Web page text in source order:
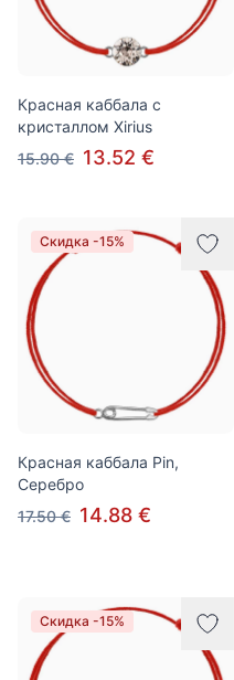
Красная каббала с
кристаллом Xirius
15.90 € 13.52 €
Скидка -15%
Красная каббала Pin,
Серебро
17.50 € 14.88 €
Скидка -15%